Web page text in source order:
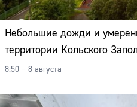
Небольшие дожди и
территории Кольского
8:50 – 8 августа